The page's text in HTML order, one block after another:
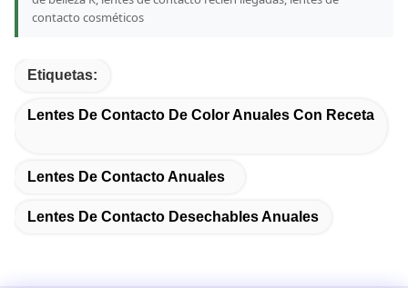
contacto cosméticos
Etiquetas:
Lentes De Contacto De Color Anuales Con Receta
Lentes De Contacto Anuales
Lentes De Contacto Desechables Anuales